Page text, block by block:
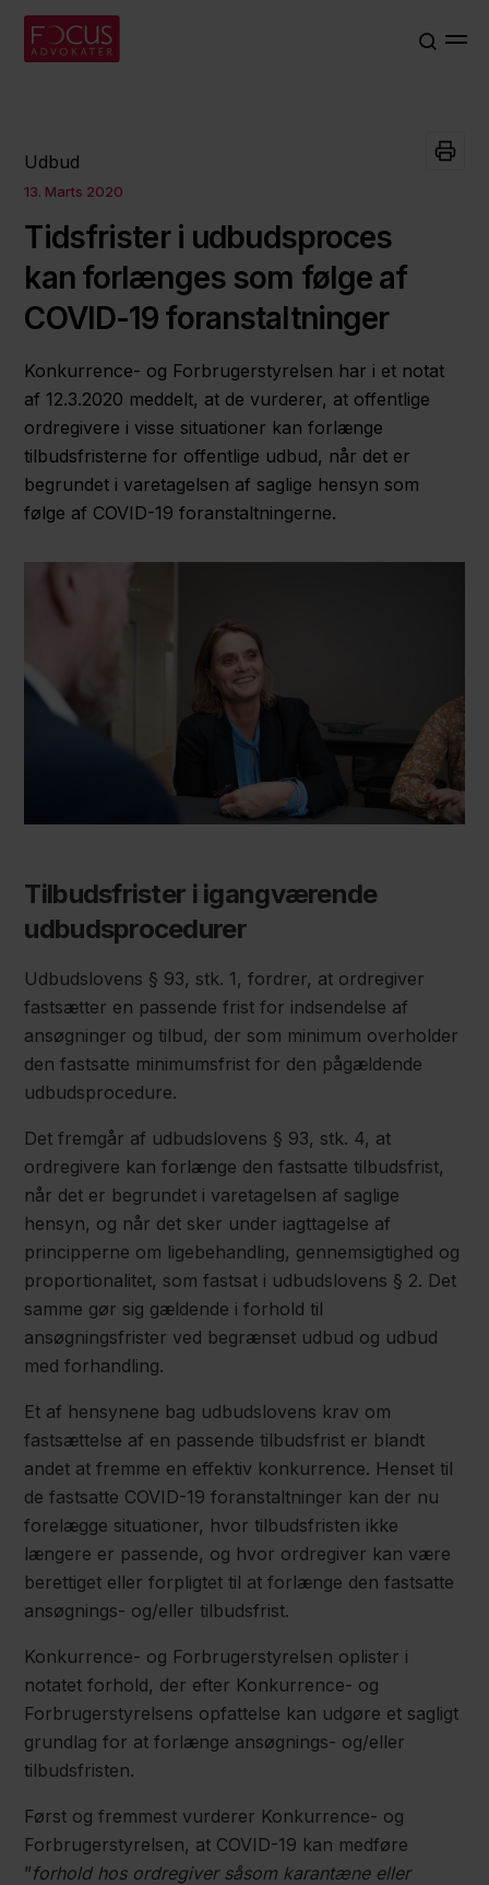
Udbud
13. Marts 2020
Tidsfrister i udbudsproces
kan forlænges som følge af
COVID-19 foranstaltninger
Konkurrence- og Forbrugerstyrelsen har i et notat
af 12.3.2020 meddelt, at de vurderer, at offentlige
ordregivere i visse situationer kan forlænge
tilbudsfristerne for offentlige udbud, når det er
begrundet i varetagelsen af saglige hensyn som
følge af COVID-19 foranstaltningerne.
Tilbudsfrister i igangværende
udbudsprocedurer
Udbudslovens § 93, stk. 1, fordrer, at ordregiver
fastsætter en passende frist for indsendelse af
ansøgninger og tilbud, der som minimum overholder
den fastsatte minimumsfrist for den pågældende
udbudsprocedure.
Det fremgår af udbudslovens § 93, stk. 4, at
ordregivere kan forlænge den fastsatte tilbudsfrist,
når det er begrundet i varetagelsen af saglige
hensyn, og når det sker under iagttagelse af
principperne om ligebehandling, gennemsigtighed og
proportionalitet, som fastsat i udbudslovens § 2. Det
samme gør sig gældende i forhold til
ansøgningsfrister ved begrænset udbud og udbud
med forhandling.
Et af hensynene bag udbudslovens krav om
fastsættelse af en passende tilbudsfrist er blandt
andet at fremme en effektiv konkurrence. Henset til
de fastsatte COVID-19 foranstaltninger kan der nu
forelægge situationer, hvor tilbudsfristen ikke
længere er passende, og hvor ordregiver kan være
berettiget eller forpligtet til at forlænge den fastsatte
ansøgnings- og/eller tilbudsfrist.
Konkurrence- og Forbrugerstyrelsen oplister i
notatet forhold, der efter Konkurrence- og
Forbrugerstyrelsens opfattelse kan udgøre et sagligt
grundlag for at forlænge ansøgnings- og/eller
tilbudsfristen.
Først og fremmest vurderer Konkurrence- og
Forbrugerstyrelsen, at COVID-19 kan medføre
”forhold hos ordregiver såsom karantæne eller